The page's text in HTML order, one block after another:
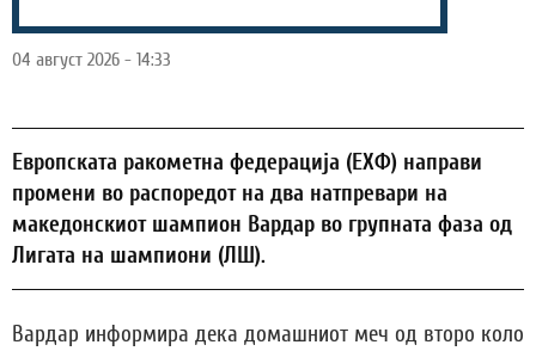
04 август 2026 - 14:33
Европската ракометна федерација (ЕХФ) направи
промени во распоредот на два натпревари на
македонскиот шампион Вардар во групната фаза од
Лигата на шампиони (ЛШ).
Вардар информира дека домашниот меч од второ коло